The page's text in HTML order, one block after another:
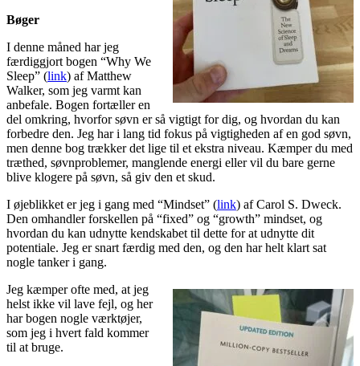
Bøger
I denne måned har jeg
færdiggjort bogen “Why We
Sleep” (link) af Matthew
Walker, som jeg varmt kan
anbefale. Bogen fortæller en
del omkring, hvorfor søvn er så vigtigt for dig, og hvordan du kan
forbedre den. Jeg har i lang tid fokus på vigtigheden af en god søvn,
men denne bog trækker det lige til et ekstra niveau. Kæmper du med
træthed, søvnproblemer, manglende energi eller vil du bare gerne
blive klogere på søvn, så giv den et skud.
I øjeblikket er jeg i gang med “Mindset” (link) af Carol S. Dweck.
Den omhandler forskellen på “fixed” og “growth” mindset, og
hvordan du kan udnytte kendskabet til dette for at udnytte dit
potentiale. Jeg er snart færdig med den, og den har helt klart sat
nogle tanker i gang.
Jeg kæmper ofte med, at jeg
helst ikke vil lave fejl, og her
har bogen nogle værktøjer,
som jeg i hvert fald kommer
til at bruge.